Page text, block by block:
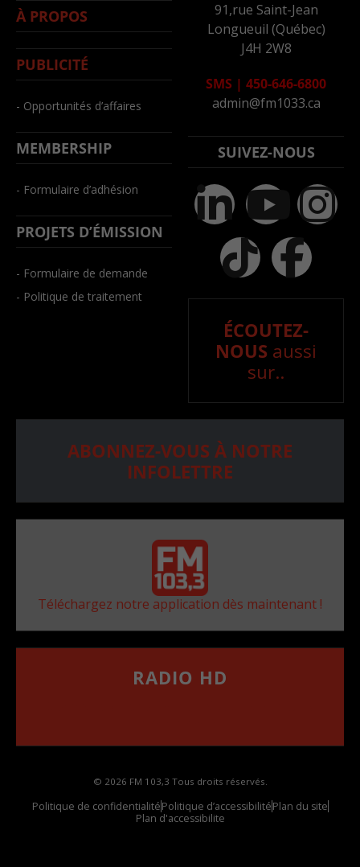
À PROPOS
PUBLICITÉ
- Opportunités d’affaires
MEMBERSHIP
- Formulaire d’adhésion
PROJETS D’ÉMISSION
- Formulaire de demande
- Politique de traitement
91,rue Saint-Jean
Longueuil (Québec)
J4H 2W8
SMS | 450-646-6800
admin@fm1033.ca
SUIVEZ-NOUS
ÉCOUTEZ-
NOUS aussi
sur..
ABONNEZ-VOUS À NOTRE
INFOLETTRE
Téléchargez notre application dès maintenant !
RADIO HD
© 2026 FM 103,3 Tous droits réservés.
Politique de confidentialitéPolitique d’accessibilitéPlan du site
Plan d'accessibilite